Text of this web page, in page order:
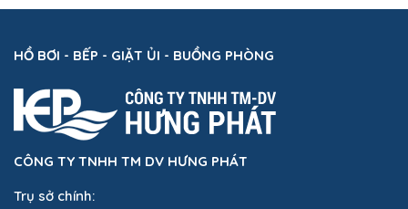
HỒ BƠI - BẾP - GIẶT ỦI - BUỒNG PHÒNG
CÔNG TY TNHH TM DV HƯNG PHÁT
Trụ sở chính: